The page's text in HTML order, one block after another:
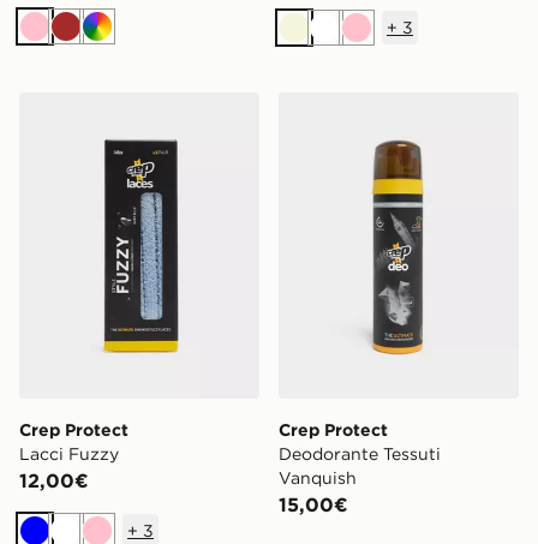
RosaMarroneMulticolor BeigeBianco
Rosa
+ 3
Crep Protect
Lacci Fuzzy
12,00€
+ 3
Crep Protect
Deodorante Tessuti
Vanquish
15,00€